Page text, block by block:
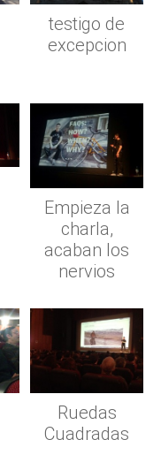
testigo de
excepcion
Empieza la
charla,
acaban los
nervios
Ruedas
Cuadradas